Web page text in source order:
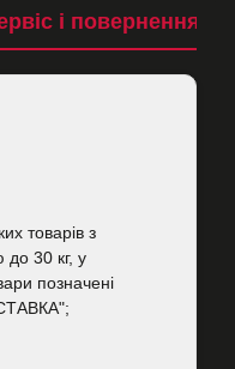
і повернення
товарів з
30 кг, у
позначені